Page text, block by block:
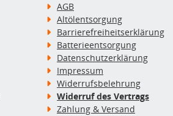
AGB
Altölentsorgung
Barrierefreiheitserklärung
Batterieentsorgung
Datenschutzerklärung
Impressum
Widerrufsbelehrung
Widerruf des Vertrags
Zahlung & Versand